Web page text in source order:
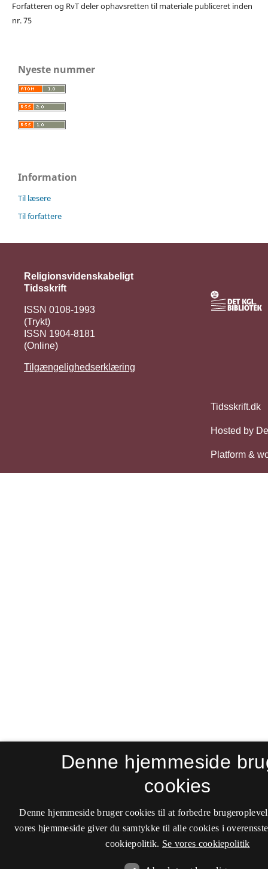
Forfatteren og RvT deler ophavsretten til materiale publiceret inden
nr. 75
Nyeste nummer
Information
Til læsere
Til forfattere
Religionsvidenskabeligt
Tidsskrift
ISSN 0108-1993
(Trykt)
ISSN 1904-8181
(Online)
Tilgængelighedserklæring
Denne hjemmeside
cookies
Denne hjemmeside bruger cookies til at forbedre
vores hjemmeside giver du samtykke til alle cookies i
cookiepolitik. Se vores cookiepolitik